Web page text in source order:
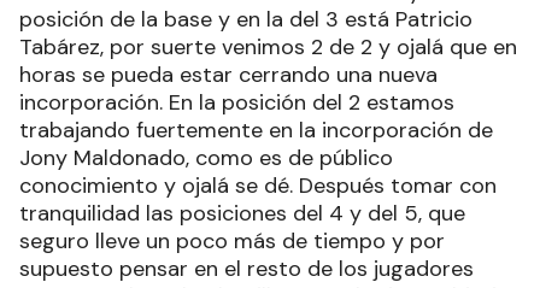
posición de la base y en la del 3 está Patricio
Tabárez, por suerte venimos 2 de 2 y ojalá que en
horas se pueda estar cerrando una nueva
incorporación. En la posición del 2 estamos
trabajando fuertemente en la incorporación de
Jony Maldonado, como es de público
conocimiento y ojalá se dé. Después tomar con
tranquilidad las posiciones del 4 y del 5, que
seguro lleve un poco más de tiempo y por
supuesto pensar en el resto de los jugadores